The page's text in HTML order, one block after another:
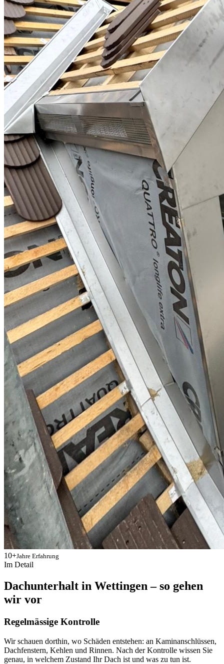
10+Jahre Erfahrung
Im Detail
Dachunterhalt in Wettingen – so gehen
wir vor
Regelmässige Kontrolle
Wir schauen dorthin, wo Schäden entstehen: an Kaminanschlüssen,
Dachfenstern, Kehlen und Rinnen. Nach der Kontrolle wissen Sie
genau, in welchem Zustand Ihr Dach ist und was zu tun ist.